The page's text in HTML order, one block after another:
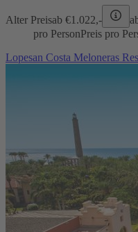
Alter Preisab €1.022,-
pro PersonPreis pro
Lopesan Costa Meloneras